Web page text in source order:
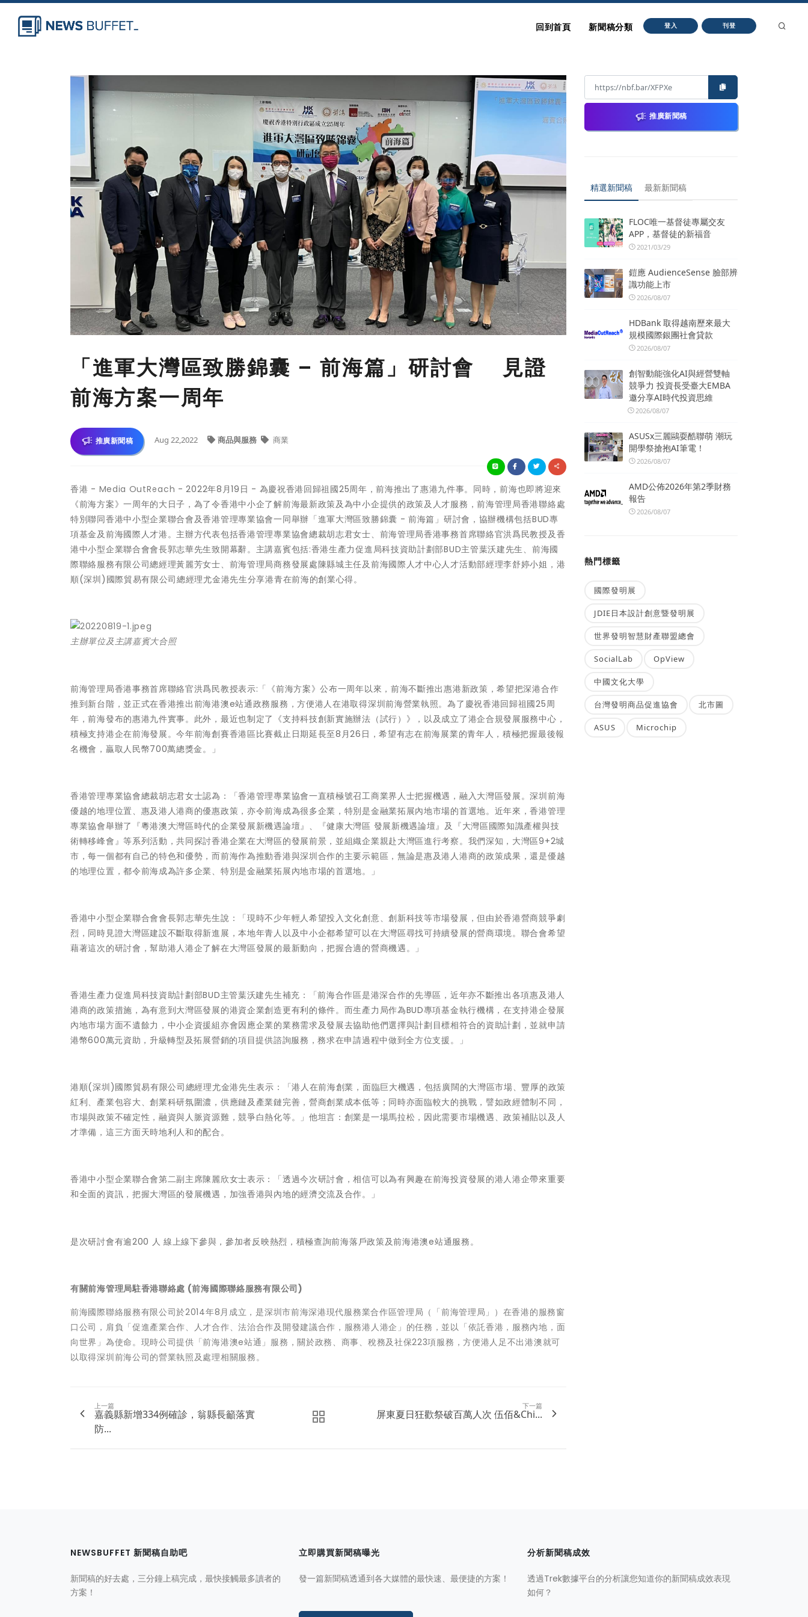
回到首頁 新聞稿分類 登入 刊登
「進軍大灣區致勝錦囊 – 前海篇」研討會 見證
前海方案一周年
推廣新聞稿 Aug 22,2022 商品與服務 商業
香港 - Media OutReach - 2022年8月19日 - 為慶祝香港回歸祖國25周年，前海推出了惠港九件事。同時，前海也即將迎來
《前海方案》一周年的大日子，為了令香港中小企了解前海最新政策及為中小企提供的政策及人才服務，前海管理局香港聯絡處
特別聯同香港中小型企業聯合會及香港管理專業協會一同舉辦「進軍大灣區致勝錦囊 - 前海篇」研討會，協辦機構包括BUD專
項基金及前海國際人才港。主辦方代表包括香港管理專業協會總裁胡志君女士、前海管理局香港事務首席聯絡官洪爲民教授及香
港中小型企業聯合會會長郭志華先生致開幕辭。主講嘉賓包括:香港生產力促進局科技資助計劃部BUD主管葉沃建先生、前海國
際聯絡服務有限公司總經理黃麗芳女士、前海管理局商務發展處陳縣城主任及前海國際人才中心人才活動部經理李舒婷小姐，港
順(深圳)國際貿易有限公司總經理尤金港先生分享港青在前海的創業心得。
主辦單位及主講嘉賓大合照
前海管理局香港事務首席聯絡官洪爲民教授表示:「《前海方案》公布一周年以來，前海不斷推出惠港新政策，希望把深港合作
推到新台階，並正式在香港推出前海港澳e站通政務服務，方便港人在港取得深圳前海營業執照。為了慶祝香港回歸祖國25周
年，前海發布的惠港九件實事。此外，最近也制定了《支持科技創新實施辦法（試行）》，以及成立了港企合規發展服務中心，
積極支持港企在前海發展。今年前海創賽香港區比賽截止日期延長至8月26日，希望有志在前海展業的青年人，積極把握最後報
名機會，贏取人民幣700萬總獎金。」
香港管理專業協會總裁胡志君女士認為：「香港管理專業協會一直積極號召工商業界人士把握機遇，融入大灣區發展。深圳前海
優越的地理位置、惠及港人港商的優惠政策，亦令前海成為很多企業，特別是金融業拓展內地市場的首選地。近年來，香港管理
專業協會舉辦了『粵港澳大灣區時代的企業發展新機遇論壇』、『健康大灣區 發展新機遇論壇』及『大灣區國際知識產權與技
術轉移峰會』等系列活動，共同探討香港企業在大灣區的發展前景，並組織企業親赴大灣區進行考察。我們深知，大灣區9+2城
市，每一個都有自己的特色和優勢，而前海作為推動香港與深圳合作的主要示範區，無論是惠及港人港商的政策成果，還是優越
的地理位置，都令前海成為許多企業、特別是金融業拓展內地市場的首選地。」
香港中小型企業聯合會會長郭志華先生說：「現時不少年輕人希望投入文化創意、創新科技等市場發展，但由於香港營商競爭劇
烈，同時見證大灣區建設不斷取得新進展，本地年青人以及中小企都希望可以在大灣區尋找可持續發展的營商環境。聯合會希望
藉著這次的研討會，幫助港人港企了解在大灣區發展的最新動向，把握合適的營商機遇。」
香港生產力促進局科技資助計劃部BUD主管葉沃建先生補充：「前海合作區是港深合作的先導區，近年亦不斷推出各項惠及港人
港商的政策措施，為有意到大灣區發展的港資企業創造更有利的條件。而生產力局作為BUD專項基金執行機構，在支持港企發展
內地市場方面不遺餘力，中小企資援組亦會因應企業的業務需求及發展去協助他們選擇與計劃目標相符合的資助計劃，並就申請
港幣600萬元資助，升級轉型及拓展營銷的項目提供諮詢服務，務求在申請過程中做到全方位支援。」
港順(深圳)國際貿易有限公司總經理尤金港先生表示：「港人在前海創業，面臨巨大機遇，包括廣闊的大灣區市場、豐厚的政策
紅利、產業包容大、創業科研氛圍濃，供應鏈及產業鏈完善，營商創業成本低等；同時亦面臨較大的挑戰，譬如政經體制不同，
市場與政策不確定性，融資與人脈資源難，競爭白熱化等。」他坦言：創業是一場馬拉松，因此需要市場機遇、政策補貼以及人
才準備，這三方面天時地利人和的配合。
香港中小型企業聯合會第二副主席陳麗欣女士表示：「透過今次研討會，相信可以為有興趣在前海投資發展的港人港企帶來重要
和全面的資訊，把握大灣區的發展機遇，加強香港與內地的經濟交流及合作。」
是次研討會有逾200 人 線上線下參與，參加者反映熱烈，積極查詢前海落戶政策及前海港澳e站通服務。
有關前海管理局駐香港聯絡處 (前海國際聯絡服務有限公司)
前海國際聯絡服務有限公司於2014年8月成立，是深圳市前海深港現代服務業合作區管理局（「前海管理局」）在香港的服務窗
口公司，肩負「促進產業合作、人才合作、法治合作及開發建議合作，服務港人港企」的任務，並以「依託香港，服務內地，面
向世界」為使命。現時公司提供「前海港澳e站通」服務，關於政務、商事、稅務及社保223項服務，方便港人足不出港澳就可
以取得深圳前海公司的營業執照及處理相關服務。
上一篇
嘉義縣新增334例確診，翁縣長籲落實
防...
下一篇
屏東夏日狂歡祭破百萬人次 伍佰&Chi...
推廣新聞稿
精選新聞稿 最新新聞稿
FLOC唯一基督徒專屬交友
APP，基督徒的新福音
2021/03/29
鎧應 AudienceSense 臉部辨
識功能上市
2026/08/07
HDBank 取得越南歷來最大
規模國際銀團社會貸款
2026/08/07
創智動能強化AI與經營雙軸
競爭力 投資長受臺大EMBA
邀分享AI時代投資思維
2026/08/07
ASUSx三麗鷗耍酷聯萌 潮玩
開學祭搶抱AI筆電！
2026/08/07
AMD公佈2026年第2季財務
報告
2026/08/07
熱門標籤
國際發明展
JDIE日本設計創意暨發明展
世界發明智慧財產聯盟總會
SocialLab OpView
中國文化大學
台灣發明商品促進協會 北市圖
ASUS Microchip
NEWSBUFFET 新聞稿自助吧
新聞稿的好去處，三分鐘上稿完成，最快接觸最多讀者的
方案！
立即購買新聞稿曝光
發一篇新聞稿透通到各大媒體的最快速、最便捷的方案！
分析新聞稿成效
透過Trek數據平台的分析讓您知道你的新聞稿成效表現
如何？